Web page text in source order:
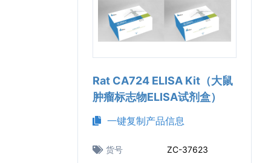
Rat CA724 ELISA Kit（大鼠
肿瘤标志物ELISA试剂盒）
一键复制产品信息
货号
ZC-37623